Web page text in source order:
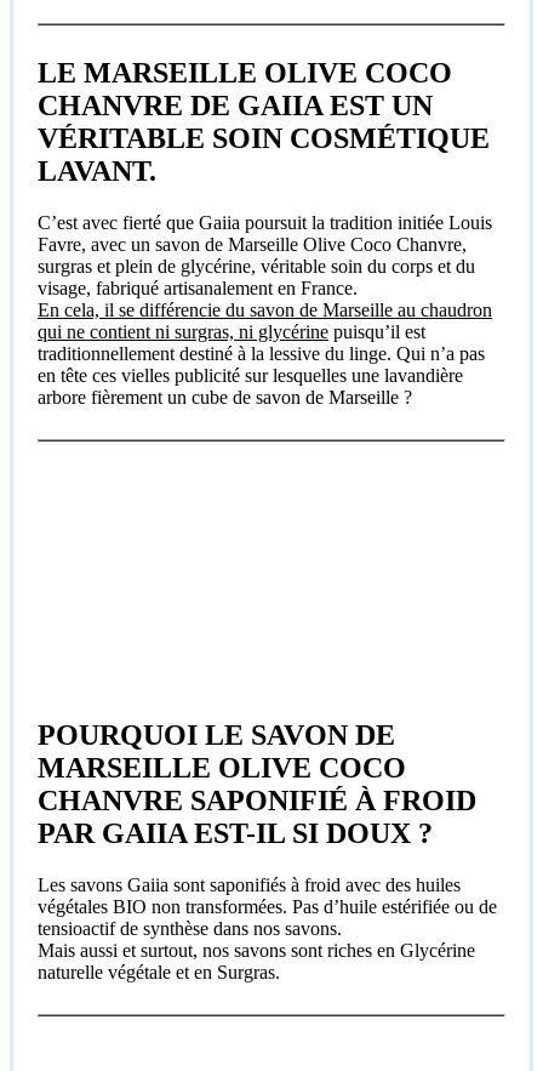
LE MARSEILLE OLIVE COCO
CHANVRE DE GAIIA EST UN
VÉRITABLE SOIN COSMÉTIQUE
LAVANT.
C’est avec fierté que Gaiia poursuit la tradition initiée Louis
Favre, avec un savon de Marseille Olive Coco Chanvre,
surgras et plein de glycérine, véritable soin du corps et du
visage, fabriqué artisanalement en France.
En cela, il se différencie du savon de Marseille au chaudron
qui ne contient ni surgras, ni glycérine puisqu’il est
traditionnellement destiné à la lessive du linge. Qui n’a pas
en tête ces vielles publicité sur lesquelles une lavandière
arbore fièrement un cube de savon de Marseille ?
POURQUOI LE SAVON DE
MARSEILLE OLIVE COCO
CHANVRE SAPONIFIÉ À FROID
PAR GAIIA EST-IL SI DOUX ?
Les savons Gaiia sont saponifiés à froid avec des huiles
végétales BIO non transformées. Pas d’huile estérifiée ou de
tensioactif de synthèse dans nos savons.
Mais aussi et surtout, nos savons sont riches en Glycérine
naturelle végétale et en Surgras.